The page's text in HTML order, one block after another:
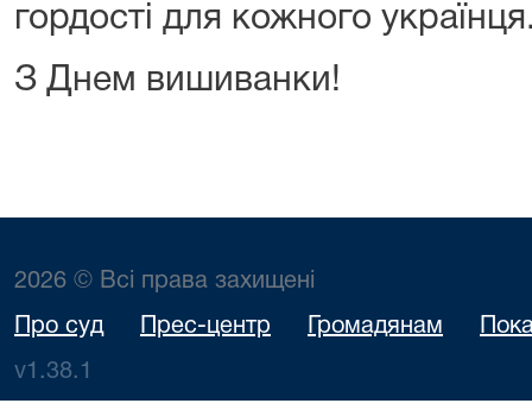
гордості для кожного
З Днем вишиванки!
2026 © Всі права захищені
Про суд Прес-центр Громадянам
v1.38.1